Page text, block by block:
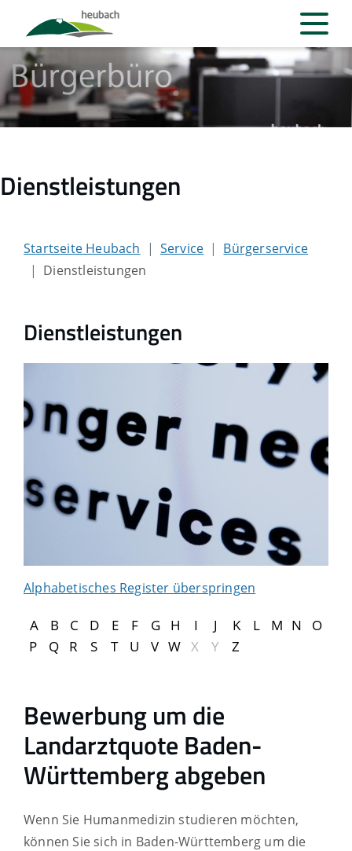
Dienstleistungen
Startseite Heubach Service
Bürgerservice
Dienstleistungen
Dienstleistungen
Alphabetisches Register überspringen
A B C D E F G H I J K L M N
O
P
Q R S T U V W X Y Z
Bewerbung um die
Landarztquote Baden-
Württemberg abgeben
Wenn Sie Humanmedizin studieren möchten,
können Sie sich in Baden-Württemberg um die